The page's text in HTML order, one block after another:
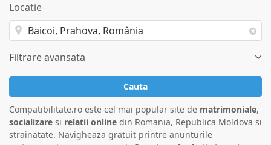
Locatie
Filtrare avansata
Cauta
Compatibilitate.ro este cel mai popular site de matrimoniale,
socializare si relatii online din Romania, Republica Moldova si
strainatate. Navigheaza gratuit printre anunturile